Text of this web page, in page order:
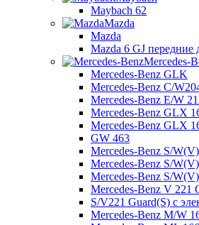
Maybach 62
Mazda
Mazda
Mazda 6 GJ передние
Mercedes-
Mercedes-Benz GLK
Mercedes-Benz C/
Mercedes-Benz E/W
Mercedes-Benz GLX
Mercedes-Benz GLX
GW 463
Mercedes-Benz S/
Mercedes-Benz S/
Mercedes-Benz S/
Mercedes-Benz V 221
S/V221 Guard(S) с
Mercedes-Benz M/W